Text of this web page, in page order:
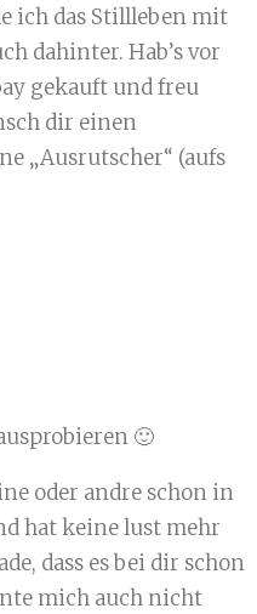
ich das Stillleben mit
dahinter. Hab’s vor
gekauft und freu
dir einen
„Ausrutscher“ (aufs
🙂
oder andre schon in
hat keine lust mehr
dass es bei dir schon
mich auch nicht